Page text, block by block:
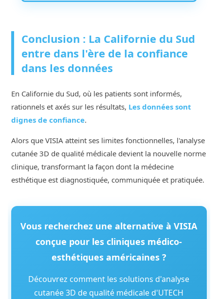
Conclusion : La Californie du Sud
entre dans l'ère de la confiance
dans les données
En Californie du Sud, où les patients sont informés,
rationnels et axés sur les résultats, Les données sont
dignes de confiance.
Alors que VISIA atteint ses limites fonctionnelles, l'analyse
cutanée 3D de qualité médicale devient la nouvelle norme
clinique, transformant la façon dont la médecine
esthétique est diagnostiquée, communiquée et pratiquée.
Vous recherchez une alternative à VISIA
conçue pour les cliniques médico-
esthétiques américaines ?
Découvrez comment les solutions d'analyse
cutanée 3D de qualité médicale d'UTECH